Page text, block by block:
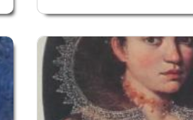
знатной семьи
связана с историей
XV века Верона стала частью...
Верона
Веронцы